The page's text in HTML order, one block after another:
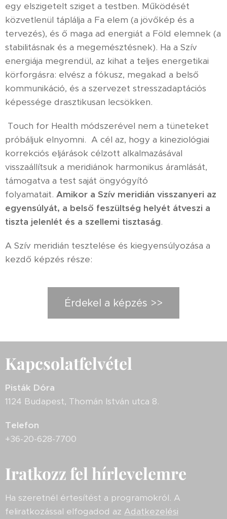
egy elszigetelt sziget a testben. Működését
közvetlenül táplálja a Fa elem (a jövőkép és a
tervezés), és ő maga ad energiát a Föld elemnek (a
stabilitásnak és a megemésztésnek). Ha a Szív
energiája megrendül, az kihat a teljes energetikai
körforgásra: elvész a fókusz, megakad a belső
kommunikáció, és a szervezet stresszadaptációs
képessége drasztikusan lecsökken.
Touch for Health módszerével nem a tüneteket
próbáljuk elnyomni. A cél az, hogy a kineziológiai
korrekciós eljárások célzott alkalmazásával
visszaállítsuk a meridiánok harmonikus áramlását,
támogatva a test saját öngyógyító
folyamatait. Amikor a Szív meridián visszanyeri az
egyensúlyát, a belső feszültség helyét átveszi a
tiszta jelenlét és a szellemi tisztaság.
A Szív meridián tesztelése és kiegyensúlyozása a
kezdő képzés része:
Érdekel a képzés >>
Kapcsolatfelvétel
Pisták Dóra
1124 Budapest, Thomán István utca 8.
Telefon
+36-20-628-7700
Iratkozz fel hírlevelemre
Ha szeretnél értesítést a programokról. A
feliratkozással elfogadod az Adatkezelési